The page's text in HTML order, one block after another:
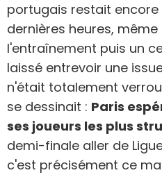
portugais restait
dernières heures,
l'entraînement puis un
laissé entrevoir une
n'était totalement
se dessinait : Paris
ses joueurs les plus
demi-finale aller de
c'est précisément ce